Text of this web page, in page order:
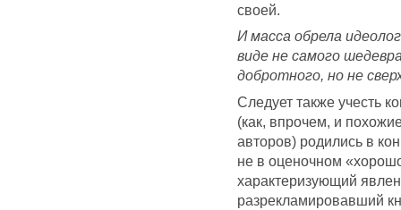
своей.
И масса обрела
виде не самого
добротного, но не
Следует также учесть
(как, впрочем, и
авторов) родились в
не в оценочном
характеризующий
разрекламировавший